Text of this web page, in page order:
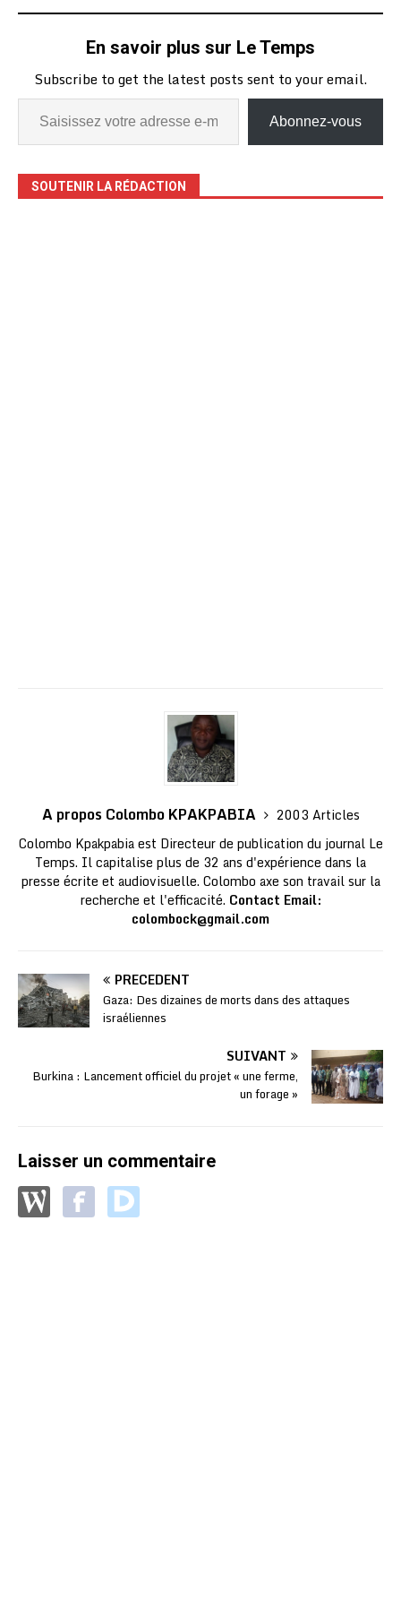
En savoir plus sur Le Temps
Subscribe to get the latest posts sent to your email.
Abonnez-vous
SOUTENIR LA RÉDACTION
A propos Colombo KPAKPABIA
2003 Articles
Colombo Kpakpabia est Directeur de publication du journal Le
Temps. Il capitalise plus de 32 ans d'expérience dans la
presse écrite et audiovisuelle. Colombo axe son travail sur la
recherche et l'efficacité. Contact Email:
colombock@gmail.com
PRÉCÉDENT
Gaza: Des dizaines de morts dans des attaques
israéliennes
SUIVANT
Burkina : Lancement officiel du projet « une ferme,
un forage »
Laisser un commentaire